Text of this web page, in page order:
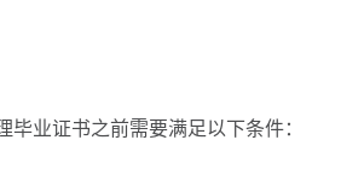
业证书之前需要满足以下条件：